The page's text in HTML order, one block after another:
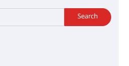
Search